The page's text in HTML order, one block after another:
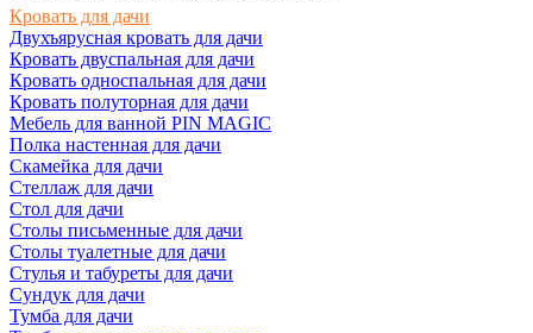
Кровать для дачи
Двухъярусная кровать для дачи
Кровать двуспальная для дачи
Кровать односпальная для дачи
Кровать полуторная для дачи
Мебель для ванной PIN MAGIC
Полка настенная для дачи
Скамейка для дачи
Стеллаж для дачи
Стол для дачи
Столы письменные для дачи
Столы туалетные для дачи
Стулья и табуреты для дачи
Сундук для дачи
Тумба для дачи